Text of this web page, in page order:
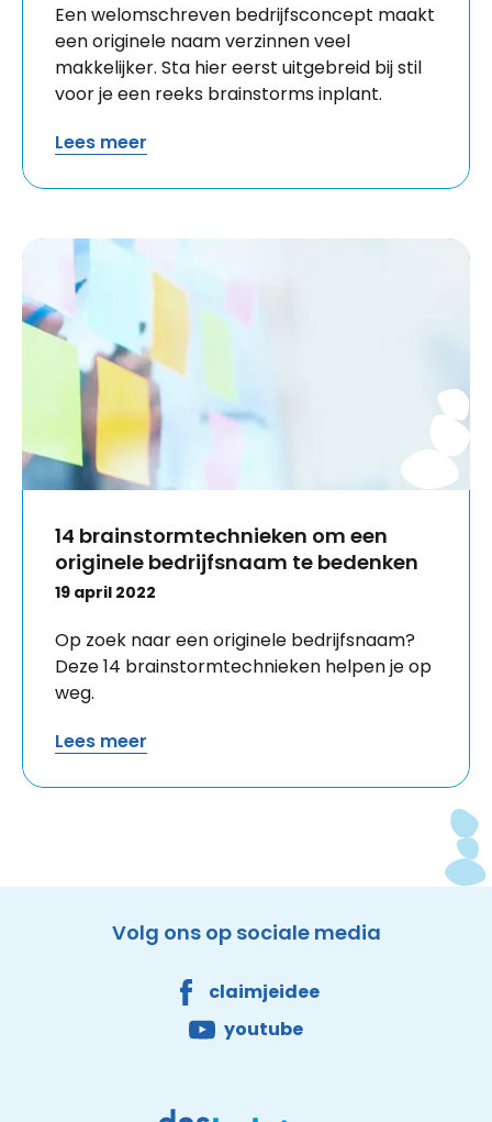
Een welomschreven bedrijfsconcept maakt
een originele naam verzinnen veel
makkelijker. Sta hier eerst uitgebreid bij stil
voor je een reeks brainstorms inplant.
Lees meer
14 brainstormtechnieken om een
originele bedrijfsnaam te bedenken
19 april 2022
Op zoek naar een originele bedrijfsnaam?
Deze 14 brainstormtechnieken helpen je op
weg.
Lees meer
Volg ons op sociale media
claimjeidee
youtube